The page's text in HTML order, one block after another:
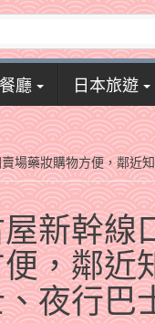
廳 日本旅遊
場藥妝購物方便，鄰近
新幹線
，鄰近
夜行巴